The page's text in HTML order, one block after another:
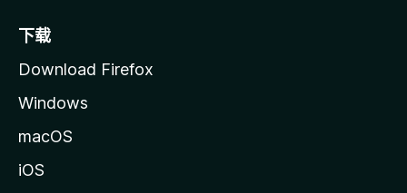
下载
Download Firefox
Windows
macOS
iOS